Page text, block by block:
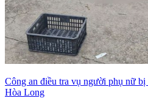
Công an điều tra vụ người phụ nữ
Hòa Long